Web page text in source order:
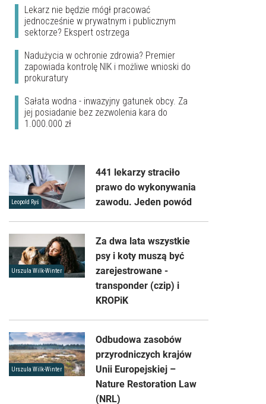
Lekarz nie będzie mógł pracować
jednocześnie w prywatnym i publicznym
sektorze? Ekspert ostrzega
Nadużycia w ochronie zdrowia? Premier
zapowiada kontrolę NIK i możliwe wnioski do
prokuratury
Sałata wodna - inwazyjny gatunek obcy. Za
jej posiadanie bez zezwolenia kara do
1.000.000 zł
Leopold Ryś
441 lekarzy straciło
prawo do wykonywania
zawodu. Jeden powód
Urszula Wilk-Winter
Za dwa lata wszystkie
psy i koty muszą być
zarejestrowane -
transponder (czip) i
KROPiK
Urszula Wilk-Winter
Odbudowa zasobów
przyrodniczych krajów
Unii Europejskiej –
Nature Restoration Law
(NRL)